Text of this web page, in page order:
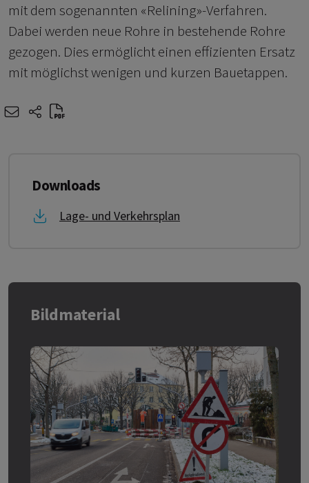
mit dem sogenannten «Relining»-Verfahren.
Dabei werden neue Rohre in bestehende Rohre
gezogen. Dies ermöglicht einen effizienten Ersatz
mit möglichst wenigen und kurzen Bauetappen.
e-mailshare-icons
Downloads
Link zu Lage- und Verkehrsplan
Lage- und Verkehrsplan
Bildmaterial